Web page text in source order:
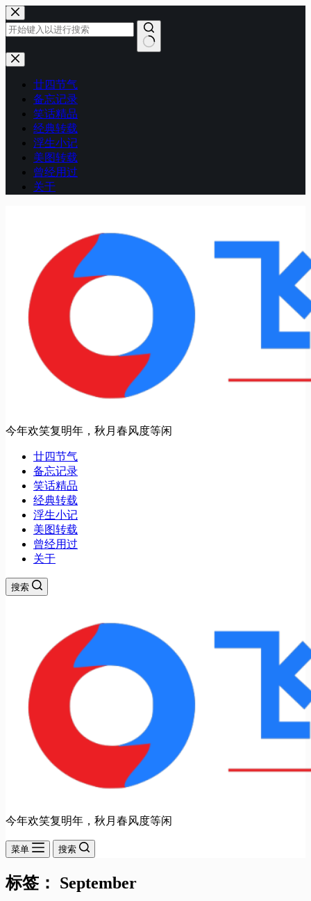
跳
至
内
容
无
廿四节气
备忘记录
笑话精品
经典转载
浮生小记
美图转载
曾经用过
关于
今年欢笑复明年，秋月春风度等闲
廿四节气
备忘记录
笑话精品
经典转载
浮生小记
美图转载
曾经用过
关于
搜索
今年欢笑复明年，秋月春风度等闲
菜单 搜索
标签： September